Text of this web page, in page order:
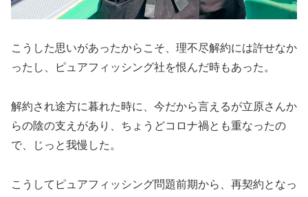
こうした思いがあったからこそ、理不尽解約には許せなか
ったし、ピュアフィッシング社を恨んだ時もあった。
解約され途方に暮れた時に、今だから言えるが立原さんか
らの陰の支えがあり、ちょうどコロナ禍とも重なったの
で、じっと我慢した。
こうしてピュアフィッシング問題前期から、再契約となっ